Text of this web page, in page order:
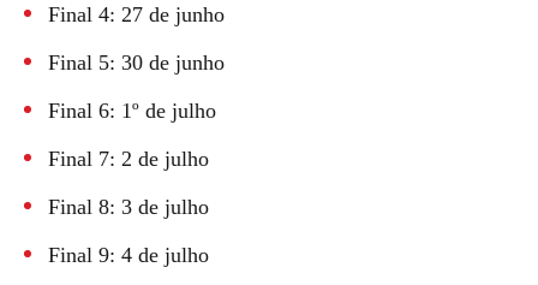
Final 4: 27 de junho
Final 5: 30 de junho
Final 6: 1º de julho
Final 7: 2 de julho
Final 8: 3 de julho
Final 9: 4 de julho